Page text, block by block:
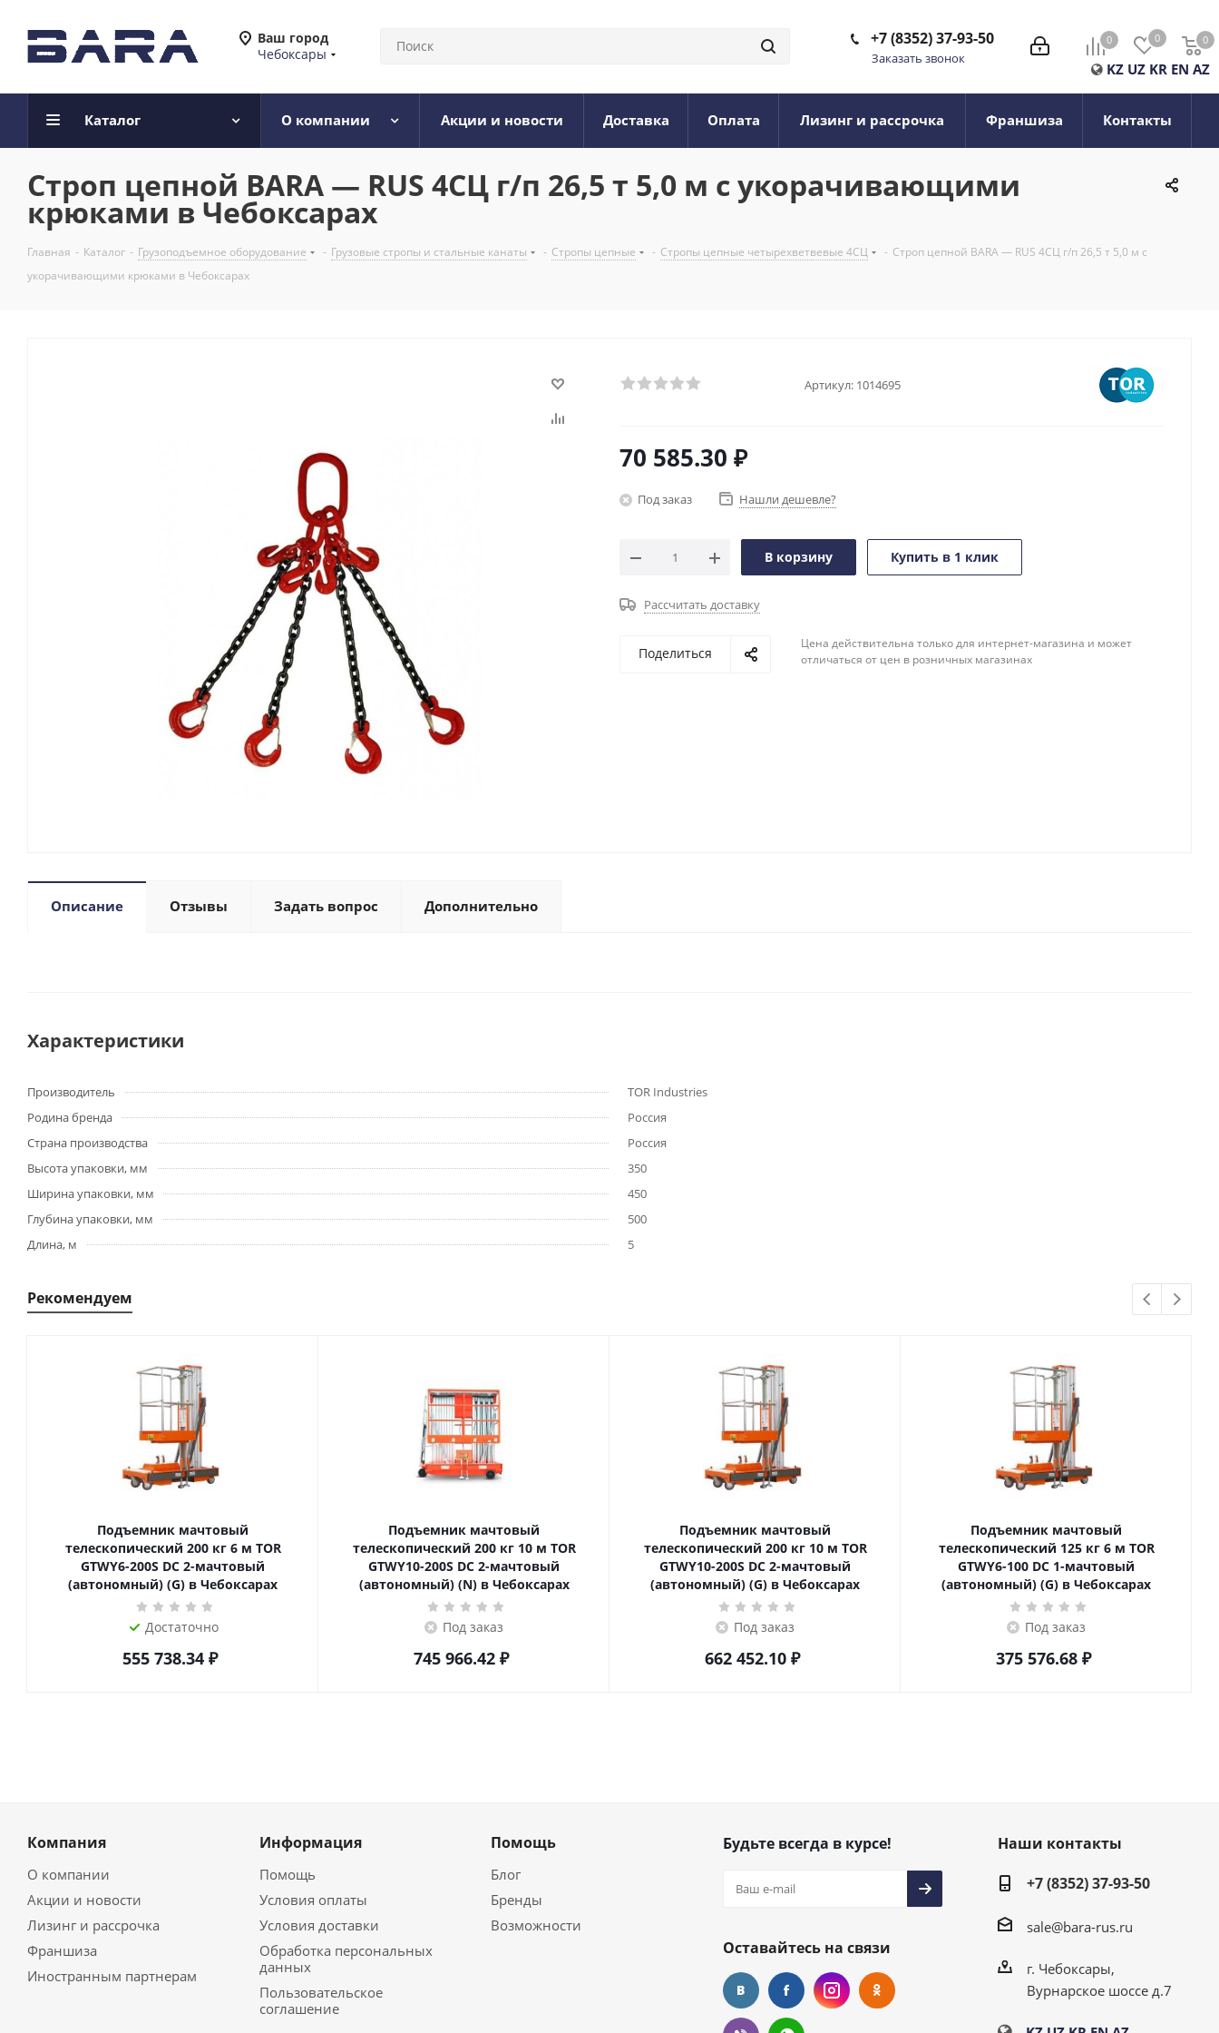
Ваш город
Чебоксары
0 0 0
0
KZ UZ KR EN AZ
+7 (8352) 37-93-50
Заказать звонок
Каталог О компании Акции и новости Доставка Оплата Лизинг и рассрочка Франшиза Контакты
Строп цепной BARA — RUS 4СЦ г/п 26,5 т 5,0 м с укорачивающими
крюками в Чебоксарах
Главная - Каталог - Грузоподъемное оборудование - Грузовые стропы и стальные канаты - Стропы цепные - Стропы цепные четырехветвевые 4СЦ - Строп цепной BARA — RUS 4СЦ г/п 26,5 т 5,0 м с
укорачивающими крюками в Чебоксарах
Артикул: 1014695
70 585.30 ₽
Под заказ Нашли дешевле?
В корзину Купить в 1 клик
Рассчитать доставку
Поделиться
Цена действительна только для интернет-магазина и может
отличаться от цен в розничных магазинах
Описание Отзывы Задать вопрос Дополнительно
Характеристики
Производитель
TOR Industries
Родина бренда
Россия
Страна производства
Россия
Высота упаковки, мм
350
Ширина упаковки, мм
450
Глубина упаковки, мм
500
Длина, м
5
Рекомендуем
Подъемник мачтовый
телескопический 200 кг 6 м TOR
GTWY6-200S DC 2-мачтовый
(автономный) (G) в Чебоксарах
Достаточно
555 738.34₽
Подъемник мачтовый
телескопический 200 кг 10 м TOR
GTWY10-200S DC 2-мачтовый
(автономный) (N) в Чебоксарах
Под заказ
745 966.42₽
Подъемник мачтовый
телескопический 200 кг 10 м TOR
GTWY10-200S DC 2-мачтовый
(автономный) (G) в Чебоксарах
Под заказ
662 452.10₽
Подъемник мачтовый
телескопический 125 кг 6 м TOR
GTWY6-100 DC 1-мачтовый
(автономный) (G) в Чебоксарах
Под заказ
375 576.68₽
Компания
О компании
Акции и новости
Лизинг и рассрочка
Франшиза
Иностранным партнерам
Информация
Помощь
Условия оплаты
Условия доставки
Обработка персональных
данных
Пользовательское
соглашение
Помощь
Блог
Бренды
Возможности
Будьте всегда в курсе!
Оставайтесь на связи
Наши контакты
+7 (8352) 37-93-50
sale@bara-rus.ru
г. Чебоксары,
Вурнарское шоссе д.7